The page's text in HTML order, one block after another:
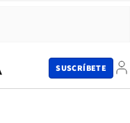
SUSCRÍBETE